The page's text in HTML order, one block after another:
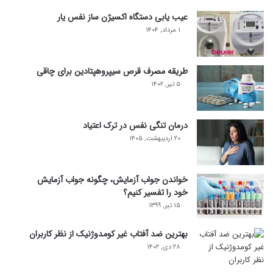
عیب یابی دستگاه اکسیژن ساز نفس یار
۱ مرداد, ۱۴۰۴
طریقه مصرف قرص سیپروهپتادین برای چاقی
۵ تیر, ۱۴۰۲
درمان تنگی نفس در ترک اعتیاد
۲۰ اردیبهشت, ۱۴۰۵
خواندن جواب آزمایش، چگونه جواب آزمایش
خود را تفسیر کنیم؟
۱۵ تیر, ۱۳۹۹
بهترین ضد آفتاب غیر کومدوژنیک از نظر کاربران
۲۸ دی, ۱۴۰۲